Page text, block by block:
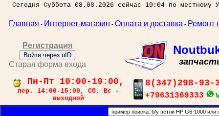
Сегодня Суббота 08.08.2026 сейчас 10:04 по местному
Главная • Интернет-магазин • Оплата и доставка • Ремонт
Регистрация
Войти через uID
Старая форма входа
Пн-Пт 10:00-19:00,
пер. 14:00-15:00, Сб, Вс -
выходной
8(347)298-93-
+79631369333